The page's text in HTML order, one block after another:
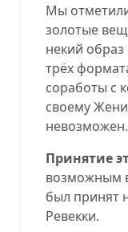
Мы
золотые
некий
трёх
соработы с
своему
невозможен.
Принятие
возможным
был принят
Ревекки.